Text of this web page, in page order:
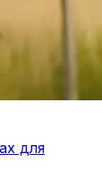
для